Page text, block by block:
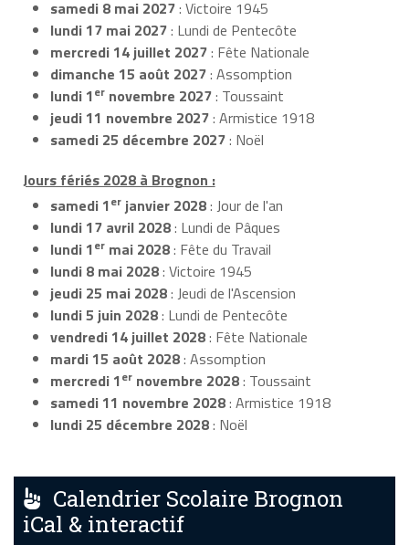
samedi 8 mai 2027: Victoire 1945
lundi 17 mai 2027: Lundi de Pentecôte
mercredi 14 juillet 2027: Fête Nationale
dimanche 15 août 2027: Assomption
lundi 1er novembre 2027: Toussaint
jeudi 11 novembre 2027: Armistice 1918
samedi 25 décembre 2027: Noël
Jours fériés 2028 à Brognon :
samedi 1er janvier 2028: Jour de l'an
lundi 17 avril 2028: Lundi de Pâques
lundi 1er mai 2028: Fête du Travail
lundi 8 mai 2028: Victoire 1945
jeudi 25 mai 2028: Jeudi de l'Ascension
lundi 5 juin 2028: Lundi de Pentecôte
vendredi 14 juillet 2028: Fête Nationale
mardi 15 août 2028: Assomption
mercredi 1er novembre 2028: Toussaint
samedi 11 novembre 2028: Armistice 1918
lundi 25 décembre 2028: Noël
Calendrier Scolaire Brognon
iCal & interactif